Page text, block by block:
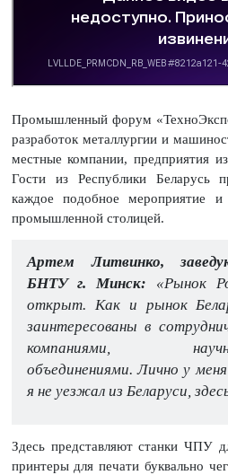
Промышленный форум
разработок металлургии и
местные компании, предприятия
Гости из Республики Беларусь
каждое подобное мероприятие
промышленной столицей.
Артем Литвинко,
БНТУ г. Минск: «Рынок
открыт. Как и рынок
заинтересованы в
компаниями, научно-
объединениями. Лично у
я не уезжал из Беларуси,
Здесь представляют станки ЧПУ
принтеры для печати буквально